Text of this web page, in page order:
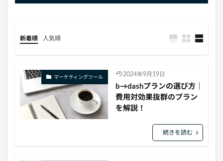
新着順 人気順
マーケティングツール 2024年9月19日
b→dashプランの選び方｜
費用対効果抜群のプラン
を解説！
続きを読む